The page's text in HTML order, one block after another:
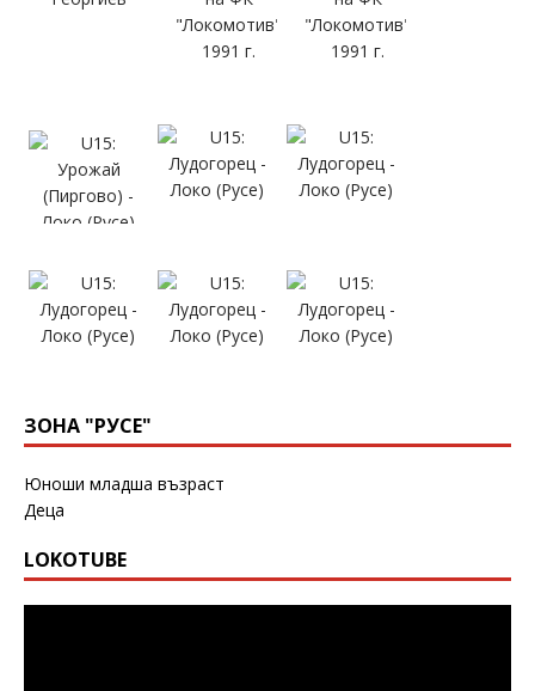
ЗОНА "РУСЕ"
Юноши младша възраст
Деца
LOKOTUBE